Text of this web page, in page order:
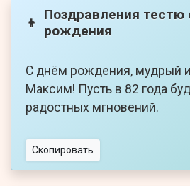
👦
Поздравления тестю
рождения
С днём рождения, мудрый
Максим! Пусть в 82 года
радостных мгновений.
Скопировать